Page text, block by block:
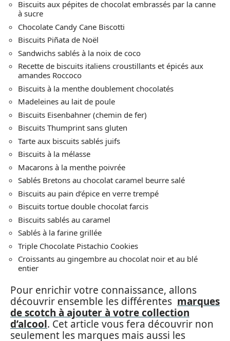
Biscuits aux pépites de chocolat embrassés par la canne
à sucre
Chocolate Candy Cane Biscotti
Biscuits Piñata de Noël
Sandwichs sablés à la noix de coco
Recette de biscuits italiens croustillants et épicés aux
amandes Roccoco
Biscuits à la menthe doublement chocolatés
Madeleines au lait de poule
Biscuits Eisenbahner (chemin de fer)
Biscuits Thumprint sans gluten
Tarte aux biscuits sablés juifs
Biscuits à la mélasse
Macarons à la menthe poivrée
Sablés Bretons au chocolat caramel beurre salé
Biscuits au pain d’épice en verre trempé
Biscuits tortue double chocolat farcis
Biscuits sablés au caramel
Sablés à la farine grillée
Triple Chocolate Pistachio Cookies
Croissants au gingembre au chocolat noir et au blé
entier
Pour enrichir votre connaissance, allons
découvrir ensemble les différentes marques
de scotch à ajouter à votre collection
d’alcool. Cet article vous fera découvrir non
seulement les marques mais aussi les